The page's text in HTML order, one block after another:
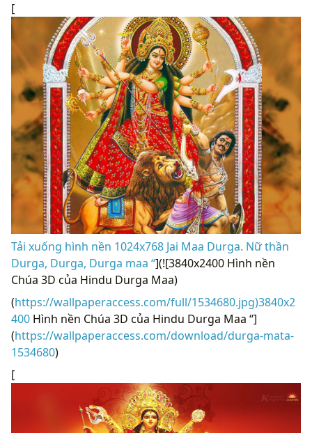
[
Tải xuống hình nền 1024x768 Jai Maa Durga. Nữ thần
Durga, Durga, Durga maa “](![3840x2400 Hình nền
Chúa 3D của Hindu Durga Maa)
(https://wallpaperaccess.com/full/1534680.jpg)3840x2
400 Hình nền Chúa 3D của Hindu Durga Maa “]
(https://wallpaperaccess.com/download/durga-mata-
1534680)
[